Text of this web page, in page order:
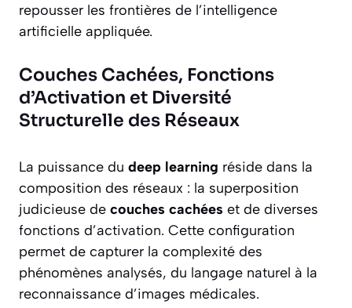
repousser les frontières de l’intelligence
artificielle appliquée.
Couches Cachées, Fonctions
d’Activation et Diversité
Structurelle des Réseaux
La puissance du deep learning réside dans la
composition des réseaux : la superposition
judicieuse de couches cachées et de diverses
fonctions d’activation. Cette configuration
permet de capturer la complexité des
phénomènes analysés, du langage naturel à la
reconnaissance d’images médicales.